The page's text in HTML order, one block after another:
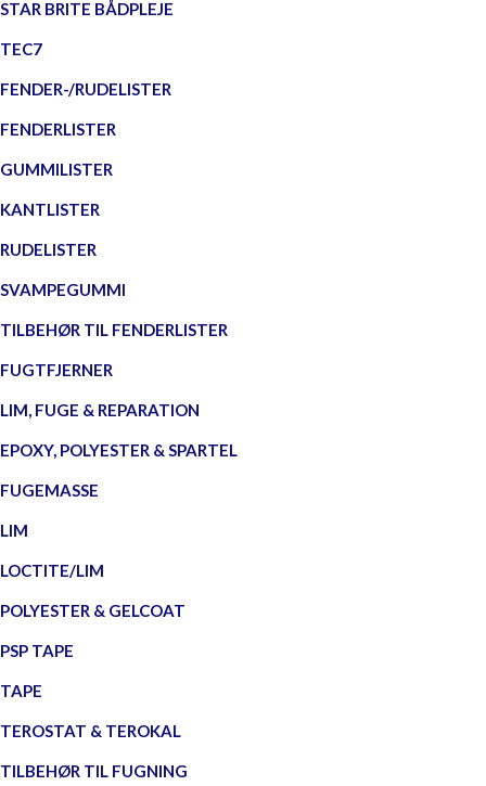
STAR BRITE BÅDPLEJE
TEC7
FENDER-/RUDELISTER
FENDERLISTER
GUMMILISTER
KANTLISTER
RUDELISTER
SVAMPEGUMMI
TILBEHØR TIL FENDERLISTER
FUGTFJERNER
LIM, FUGE & REPARATION
EPOXY, POLYESTER & SPARTEL
FUGEMASSE
LIM
LOCTITE/LIM
POLYESTER & GELCOAT
PSP TAPE
TAPE
TEROSTAT & TEROKAL
TILBEHØR TIL FUGNING